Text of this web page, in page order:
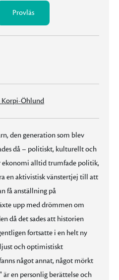
Provläs
Öhlund
den generation som blev
då – politiskt, kulturellt och
ekonomi alltid trumfade politik,
en aktivistisk vänstertjej till att
få anställning på
upp med drömmen om
då det sades att historien
fortsatte i en helt ny
och optimistiskt
något annat, något mörkt
en personlig berättelse och